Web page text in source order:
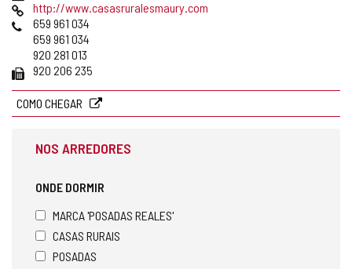
de
email
Pagina
web
http://www.casasruralesmaury.com
Telefones
659 961 034
659 961 034
920 281 013
Fax 920 206 235
COMO CHEGAR
NOS ARREDORES
ONDE DORMIR
MARCA 'POSADAS REALES'
CASAS RURAIS
POSADAS